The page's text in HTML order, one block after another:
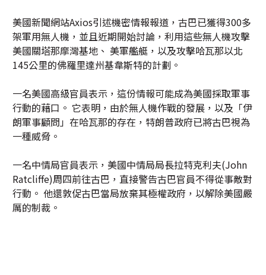
美國新聞網站Axios引述機密情報報道，古巴已獲得300多
架軍用無人機，並且近期開始討論，利用這些無人機攻擊
美國關塔那摩灣基地、 美軍艦艇，以及攻擊哈瓦那以北
145公里的佛羅里達州基韋斯特的計劃。
一名美國高級官員表示，這份情報可能成為美國採取軍事
行動的藉口。 它表明，由於無人機作戰的發展，以及「伊
朗軍事顧問」在哈瓦那的存在，特朗普政府已將古巴視為
一種威脅。
一名中情局官員表示，美國中情局局長拉特克利夫(John
Ratcliffe)周四前往古巴，直接警告古巴官員不得從事敵對
行動。 他還敦促古巴當局放棄其極權政府，以解除美國嚴
厲的制裁。